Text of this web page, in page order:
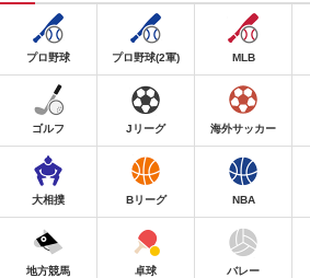
プロ野球 プロ野球(2軍) MLB
ゴルフ Jリーグ 海外サッカー
大相撲 Bリーグ NBA
地方競馬 卓球 バレー